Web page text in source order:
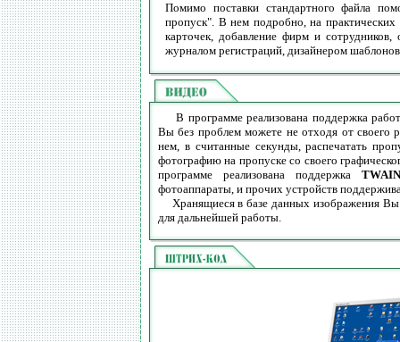
Помимо поставки стандартного файла
пропуск". В нем подробно, на
карточек, добавление фирм и
журналом регистраций, дизайнером
В программе реализована поддержка
Вы без проблем можете не отходя от своего
нем, в считанные секунды, распечатать
фотографию на пропуске со своего
программе реализована поддержка
фотоаппараты, и прочих устройств
Хранящиеся в базе данных изображения Вы
для дальнейшей работы.